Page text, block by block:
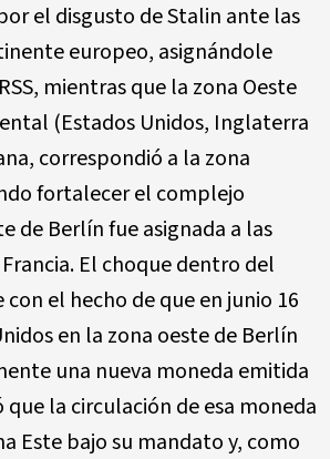
el disgusto de Stalin ante las
europeo, asignándole
mientras que la zona Oeste
(Estados Unidos, Inglaterra
correspondió a la zona
fortalecer el complejo
de Berlín fue asignada a las
El choque dentro del
el hecho de que en junio 16
en la zona oeste de Berlín
una nueva moneda emitida
que la circulación de esa moneda
Este bajo su mandato y, como